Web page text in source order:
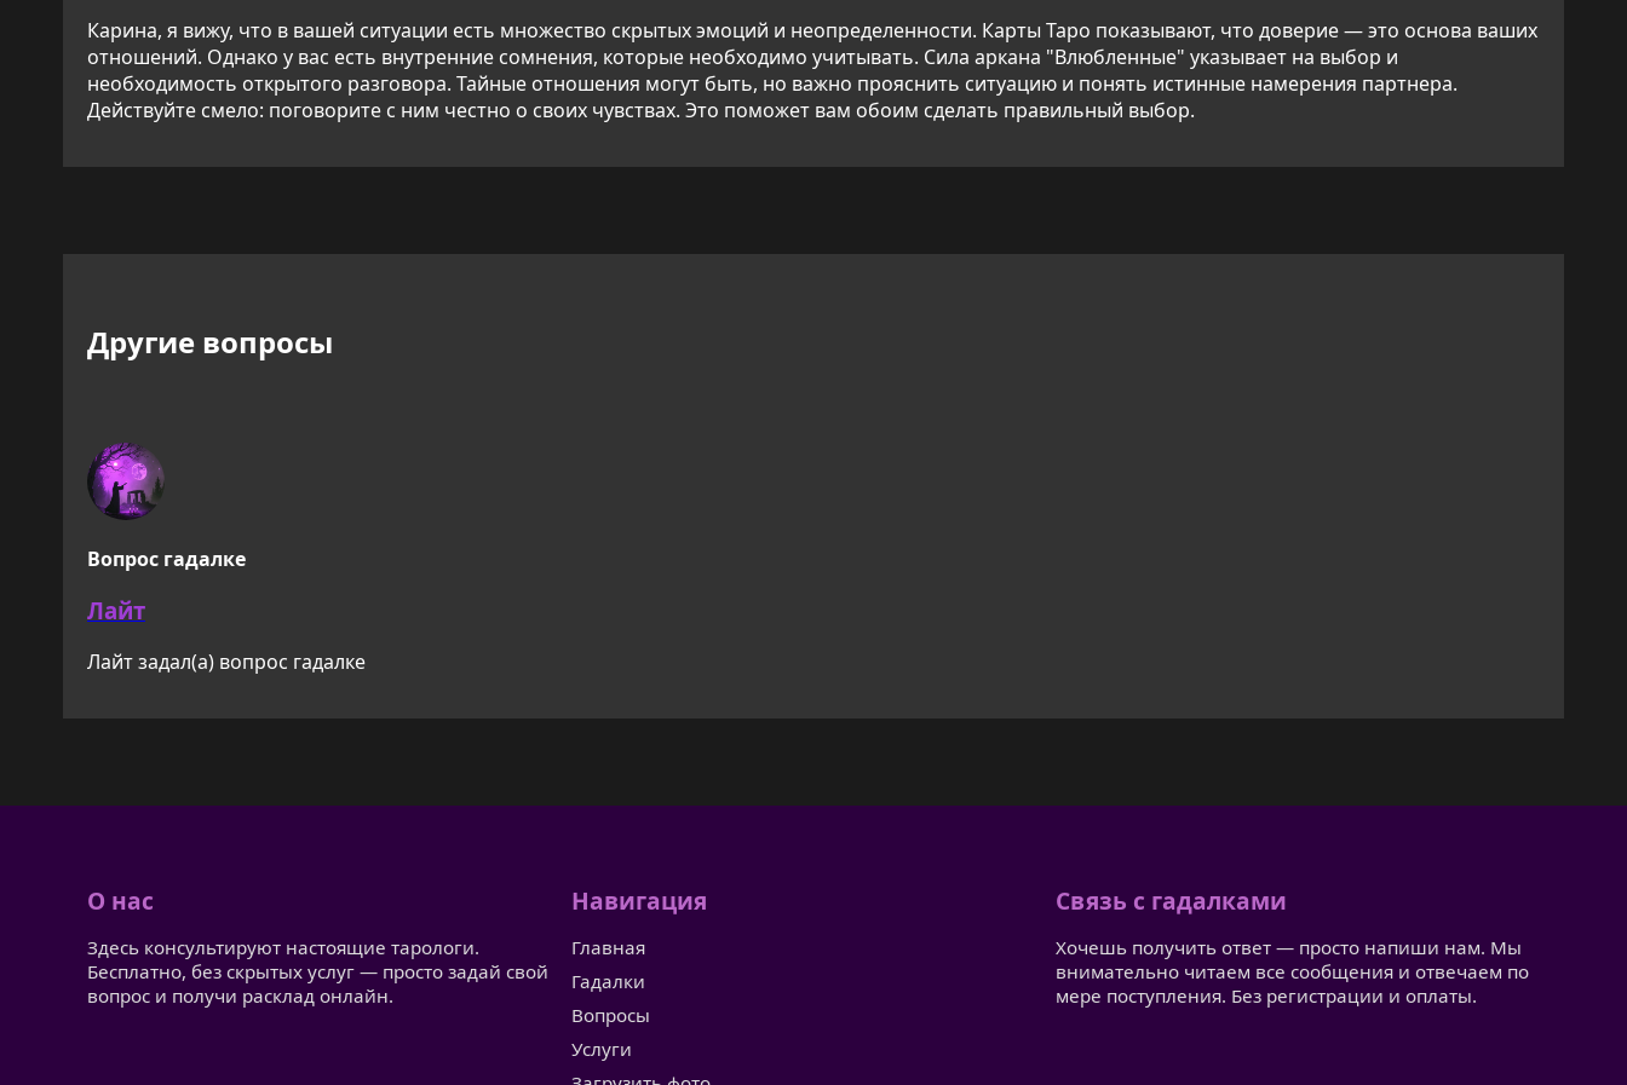
Карина, я вижу, что в вашей ситуации есть множество скрытых эмоций и неопределенности. Карты Таро показывают, что доверие — это основа ваших
отношений. Однако у вас есть внутренние сомнения, которые необходимо учитывать. Сила аркана "Влюбленные" указывает на выбор и
необходимость открытого разговора. Тайные отношения могут быть, но важно прояснить ситуацию и понять истинные намерения партнера.
Действуйте смело: поговорите с ним честно о своих чувствах. Это поможет вам обоим сделать правильный выбор.
Другие вопросы
Вопрос гадалке
Лайт
Лайт задал(а) вопрос гадалке
О нас
Здесь консультируют настоящие тарологи.
Бесплатно, без скрытых услуг — просто задай свой
вопрос и получи расклад онлайн.
Навигация
Главная
Гадалки
Вопросы
Услуги
Связь с гадалками
Хочешь получить ответ — просто напиши нам. Мы
внимательно читаем все сообщения и отвечаем по
мере поступления. Без регистрации и оплаты.